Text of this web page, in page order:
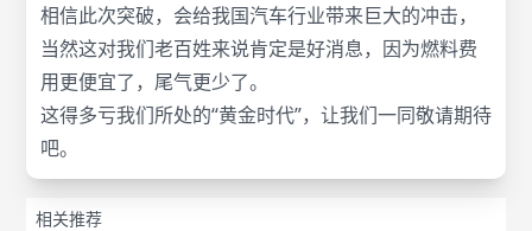
相信此次突破，会给我国汽车行业带来巨大的冲击，
当然这对我们老百姓来说肯定是好消息，因为燃料费
用更便宜了，尾气更少了。
这得多亏我们所处的“黄金时代”，让我们一同敬请期待
吧。
相关推荐